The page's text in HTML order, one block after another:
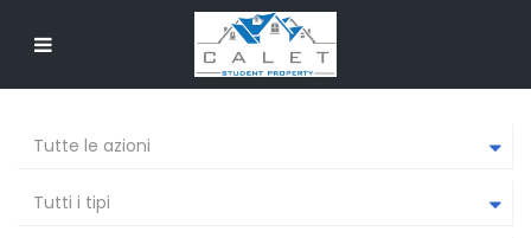
Tutte le azioni
Tutti i tipi